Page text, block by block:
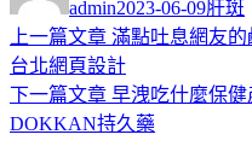
admin
日
期:
2023-06-09肝斑
文
章
導
上一篇文章 上
一
篇
文
滿點吐息網友
台北網頁設計
下一篇文章 下
一
早洩吃什麼保
DOKKAN持久藥